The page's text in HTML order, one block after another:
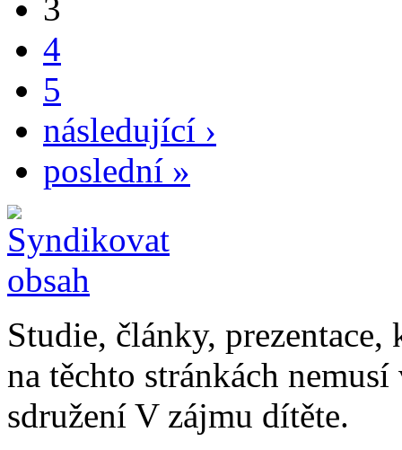
3
4
5
následující ›
poslední »
Studie, články,
na těchto stránkách
sdružení V zájmu dítěte.